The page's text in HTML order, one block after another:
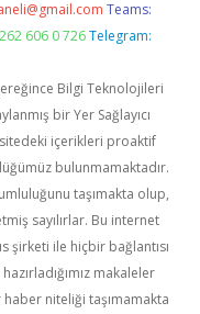
Teams:
606 0 726 Telegram:
Bilgi Teknolojileri
bir Yer Sağlayıcı
içerikleri proaktif
bulunmamaktadır.
taşımakta olup,
sayılırlar. Bu internet
şirketi ile hiçbir bağlantısı
makaleler
niteliği taşımamakta